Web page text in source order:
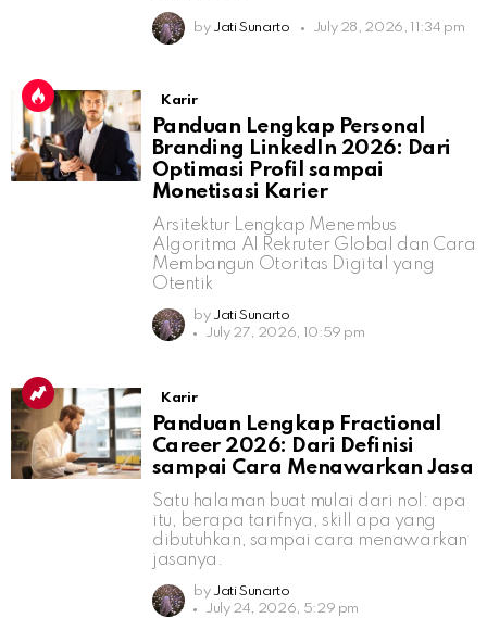
by Jati Sunarto July 28, 2026, 11:34 pm
Karir
Panduan Lengkap Personal
Branding LinkedIn 2026: Dari
Optimasi Profil sampai
Monetisasi Karier
Arsitektur Lengkap Menembus
Algoritma AI Rekruter Global dan Cara
Membangun Otoritas Digital yang
Otentik
by Jati Sunarto
July 27, 2026, 10:59 pm
Karir
Panduan Lengkap Fractional
Career 2026: Dari Definisi
sampai Cara Menawarkan Jasa
Satu halaman buat mulai dari nol: apa
itu, berapa tarifnya, skill apa yang
dibutuhkan, sampai cara menawarkan
jasanya.
by Jati Sunarto
July 24, 2026, 5:29 pm